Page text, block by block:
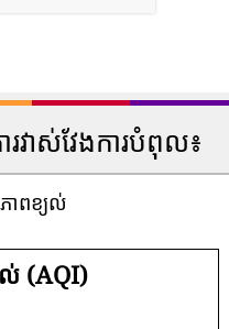
ាស់វែងការបំពុល៖
ាពខ្យល់
ល់ (AQI)